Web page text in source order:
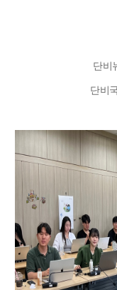
단비
단비